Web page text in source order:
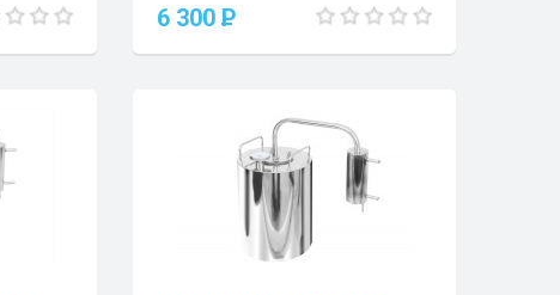
6 300 P